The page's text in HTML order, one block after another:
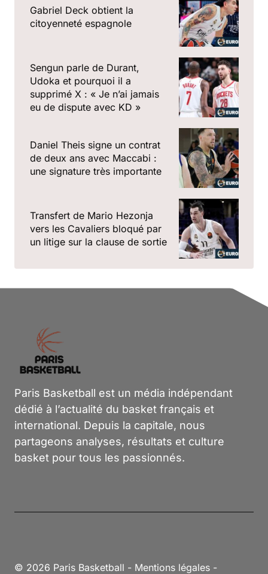
Gabriel Deck obtient la
citoyenneté espagnole
Sengun parle de Durant,
Udoka et pourquoi il a
supprimé X : « Je n’ai jamais
eu de dispute avec KD »
Daniel Theis signe un contrat
de deux ans avec Maccabi :
une signature très importante
Transfert de Mario Hezonja
vers les Cavaliers bloqué par
un litige sur la clause de sortie
Paris Basketball est un média indépendant
dédié à l’actualité du basket français et
international. Depuis la capitale, nous
partageons analyses, résultats et culture
basket pour tous les passionnés.
© 2026 Paris Basketball - Mentions légales -